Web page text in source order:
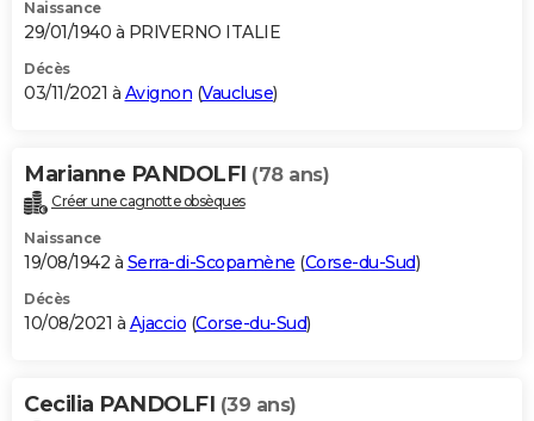
Naissance
29/01/1940 à PRIVERNO ITALIE
Décès
03/11/2021 à Avignon (Vaucluse)
Marianne PANDOLFI (78 ans)
Créer une cagnotte obsèques
Naissance
19/08/1942 à Serra-di-Scopamène (Corse-du-Sud)
Décès
10/08/2021 à Ajaccio (Corse-du-Sud)
Cecilia PANDOLFI (39 ans)